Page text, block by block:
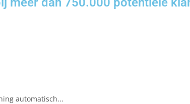
automatisch...